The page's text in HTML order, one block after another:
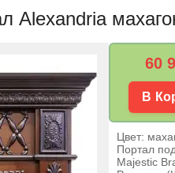
Alexandria
60
В
Цвет:
Портал
Majestic